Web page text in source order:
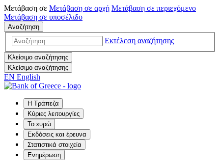
Μετάβαση σε Μετάβαση σε αρχή Μετάβαση σε περιεχόμενο
Μετάβαση σε υποσέλιδο
Αναζήτηση
Εκτέλεση αναζήτησης
Κλείσιμο αναζήτησης
Κλείσιμο αναζήτησης
EN English
Η Τράπεζα
Κύριες λειτουργίες
Το ευρώ
Εκδόσεις και έρευνα
Στατιστικά στοιχεία
Ενημέρωση